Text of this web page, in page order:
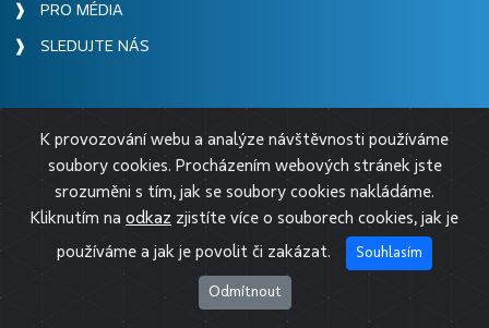
❱ PRO MÉDIA
❱ SLEDUJTE NÁS
© 2026 BESIP
K provozování webu a analýze návštěvnosti používáme
soubory cookies. Procházením webových stránek jste
srozuměni s tím, jak se soubory cookies nakládáme.
Kliknutím na odkaz zjistíte více o souborech cookies, jak je
používáme a jak je povolit či zakázat.
Souhlasím
Odmítnout